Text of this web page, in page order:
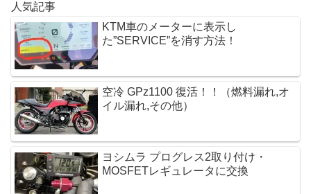
人気記事
KTM車のメーターに表示し
た”SERVICE”を消す方法！
空冷 GPz1100 復活！！（燃料漏れ,オ
イル漏れ,その他）
ヨシムラ プログレス2取り付け・
MOSFETレギュレータに交換 